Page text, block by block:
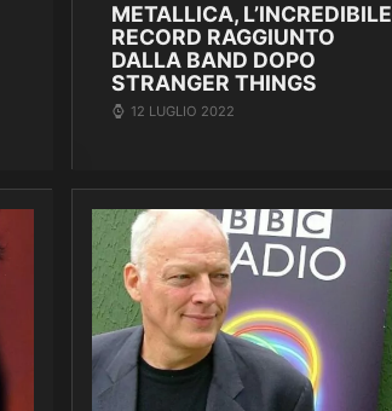
METALLICA, L’INCREDIBILE
RECORD RAGGIUNTO
DALLA BAND DOPO
STRANGER THINGS
12 LUGLIO 2022